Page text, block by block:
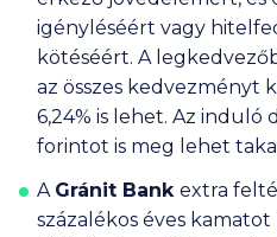
igényléséért vagy
kötéséért. A
az összes kedvezményt
6,24% is lehet. Az induló
forintot is meg lehet
A Gránit Bank extra
százalékos éves kamatot